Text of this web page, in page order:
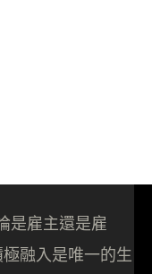
是雇主還是雇
融入是唯一的生